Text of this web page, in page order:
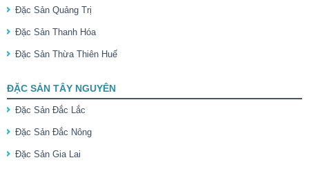
Đặc Sản Quảng Trị
Đặc Sản Thanh Hóa
Đặc Sản Thừa Thiên Huế
ĐẶC SẢN TÂY NGUYÊN
Đặc Sản Đắc Lắc
Đặc Sản Đắc Nông
Đặc Sản Gia Lai